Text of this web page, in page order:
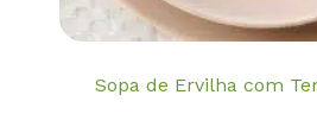
Sopa de Ervilha com